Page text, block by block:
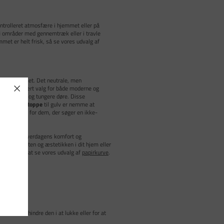
atmosfære i hjemmet eller på
med gennemtræk eller i travle
er helt frisk, så se vores udvalg af
til rummet. Det neutrale, men
et populært valg for både moderne og
fra større og tungere døre. Disse
sig.
Dørstoppetil gulv er nemme at
løsning for dem, der søger en ikke-
rolle i hverdagens komfort og
og æstetikken i dit hjem eller
også at se vores udvalg af papirkurve.
for at forhindre den i at lukke eller for at